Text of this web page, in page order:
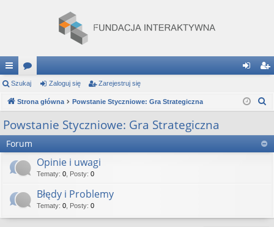
ię
ce
j
…
or
a og ej
tru
Szukaj Zaloguj się Zarejestruj się
Strona główna Powstanie Styczniowe: Gra Strategiczna
a
Powstanie Styczniowe: Gra Strategiczna
Forum
Opinie i uwagi
Tematy: 0 Posty: 0
Błędy i Problemy
Tematy: 0 Posty: 0